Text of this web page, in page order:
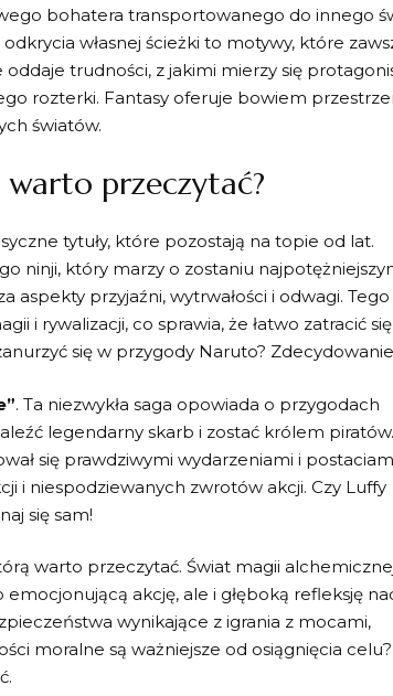
bohatera ⁢transportowanego do innego
własnej ścieżki to motywy, ‍które
trudności, z jakimi mierzy się
rozterki. Fantasy⁢ oferuje bowiem
światów.
warto przeczytać?
tytuły, które pozostają na topie od lat.
ninji, ‍który ⁣marzy o zostaniu
przyjaźni,‌ wytrwałości i odwagi. Tego
i rywalizacji, co sprawia, że łatwo zatracić się⁤
⁤się w przygody Naruto?
. Ta niezwykła saga opowiada o przygodach
⁤legendarny skarb i zostać królem
się‍ prawdziwymi⁣ wydarzeniami i
i niespodziewanych zwrotów akcji. Czy Luffy
się sam!
warto przeczytać. Świat magii
akcję, ‍ale i głęboką refleksję
wynikające z igrania​ z mocami,
moralne są ważniejsze od osiągnięcia celu?